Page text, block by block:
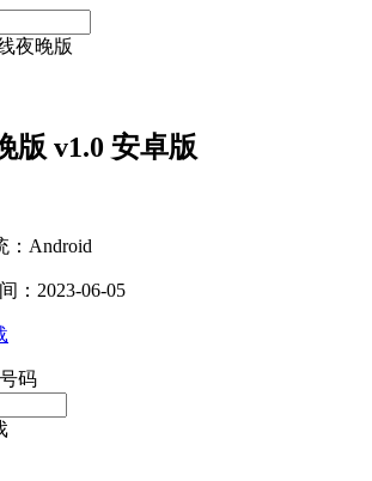
夜晚版
版 v1.0 安卓版
：Android
：2023-06-05
码